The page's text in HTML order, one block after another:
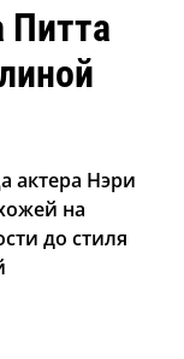
Питта
актера Нэри
на
до стиля